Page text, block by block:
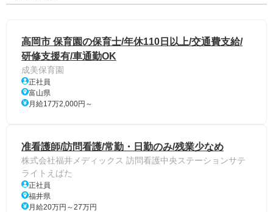
高岡市 保育園の保育士/年休110日以上/交通費支給/
研修支援有/車通勤OK
成美保育園
正社員
富山県
月給17万2,000円～
准看護師/訪問看護/常勤・日勤のみ/残業少なめ
株式会社福井メディックス 訪問看護中央ステーションサテ
ライトえばた
正社員
福井県
月給20万円～27万円